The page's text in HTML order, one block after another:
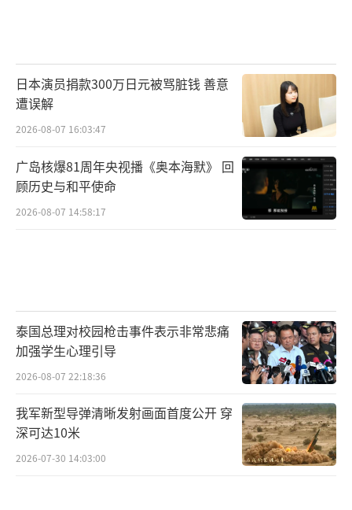
日本演员捐款300万日元被骂脏钱 善意
遭误解
2026-08-07 16:03:47
广岛核爆81周年央视播《奥本海默》 回
顾历史与和平使命
2026-08-07 14:58:17
泰国总理对校园枪击事件表示非常悲痛
加强学生心理引导
2026-08-07 22:18:36
我军新型导弹清晰发射画面首度公开 穿
深可达10米
2026-07-30 14:03:00